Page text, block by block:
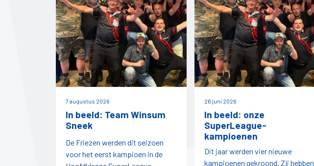
7 augustus 2026
In beeld: Team Winsum
Sneek
De Friezen werden dit seizoen
voor het eerst kampioen in de
26 juni 2026
In beeld: onze
SuperLeague-
kampioenen
Dit jaar werden vier nieuwe
kampioenen gekroond. Zij hebben